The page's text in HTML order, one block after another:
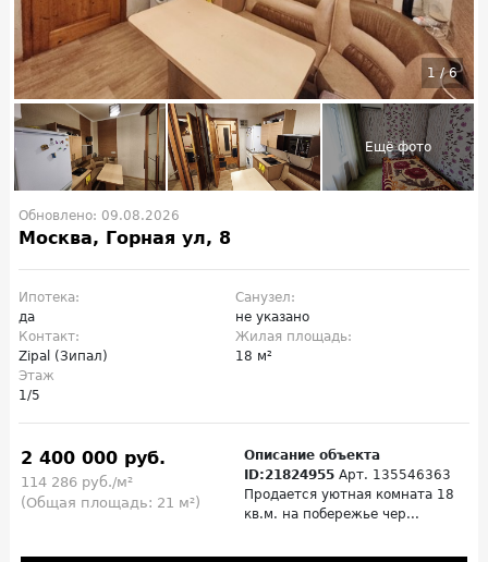
1/6
Обновлено: 09.08.2026
Москва, Горная ул, 8
Ипотека:
да
Санузел:
не указано
Контакт:
Zipal (Зипал)
Жилая площадь:
18 м²
Этаж
1/5
2 400 000 руб.
114 286 руб./м²
(Общая площадь: 21 м²)
Описание объекта
ID:21824955 Арт. 135546363
Продается уютная комната 18
кв.м. на побережье чер...